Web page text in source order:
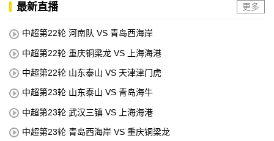
最新直播 更多
中超第22轮 河南队 VS 青岛西海岸
中超第22轮 重庆铜梁龙 VS 上海海港
中超第22轮 山东泰山 VS 天津津门虎
中超第23轮 山东泰山 VS 青岛海牛
中超第23轮 武汉三镇 VS 上海海港
中超第23轮 青岛西海岸 VS 重庆铜梁龙